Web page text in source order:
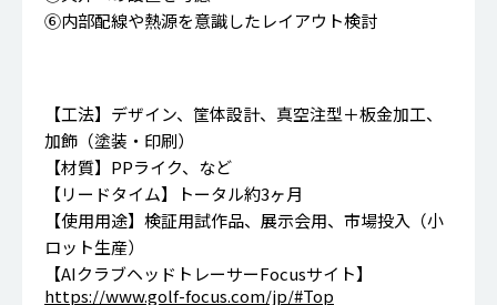
⑥内部配線や熱源を意識したレイアウト検討
【工法】デザイン、筐体設計、真空注型＋板金加工、
加飾（塗装・印刷）
【材質】PPライク、など
【リードタイム】トータル約3ヶ月
【使用用途】検証用試作品、展示会用、市場投入（小
ロット生産）
【AIクラブヘッドトレーサーFocusサイト】
https://www.golf-focus.com/jp/#Top